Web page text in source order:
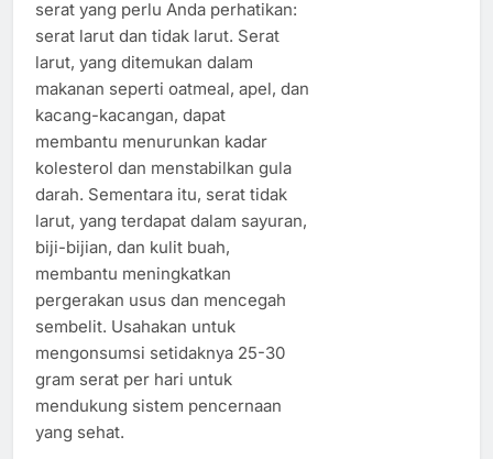
serat yang perlu Anda perhatikan:
serat larut dan tidak larut. Serat
larut, yang ditemukan dalam
makanan seperti oatmeal, apel, dan
kacang-kacangan, dapat
membantu menurunkan kadar
kolesterol dan menstabilkan gula
darah. Sementara itu, serat tidak
larut, yang terdapat dalam sayuran,
biji-bijian, dan kulit buah,
membantu meningkatkan
pergerakan usus dan mencegah
sembelit. Usahakan untuk
mengonsumsi setidaknya 25-30
gram serat per hari untuk
mendukung sistem pencernaan
yang sehat.